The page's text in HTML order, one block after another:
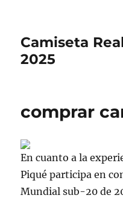
Camiseta
2025
comprar
En cuanto a la
Piqué participa en
Mundial sub-20 de